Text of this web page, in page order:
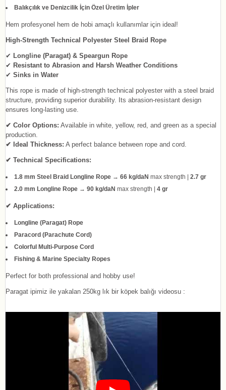
Balıkçılık ve Denizcilik İçin Özel Üretim İpler
Hem profesyonel hem de hobi amaçlı kullanımlar için ideal!
High-Strength Technical Polyester Steel Braid Rope
✔ Longline (Paragat) & Speargun Rope
✔ Resistant to Abrasion and Harsh Weather Conditions
✔ Sinks in Water
This rope is made of high-strength technical polyester with a steel braid
structure, providing superior durability. Its abrasion-resistant design
ensures long-lasting use.
✔ Color Options: Available in white, yellow, red, and green as a special
production.
✔ Ideal Thickness: A perfect balance between rope and cord.
✔ Technical Specifications:
1.8 mm Steel Braid Longline Rope → 66 kg/daN max strength | 2.7 gr
2.0 mm Longline Rope → 90 kg/daN max strength | 4 gr
✔ Applications:
Longline (Paragat) Rope
Paracord (Parachute Cord)
Colorful Multi-Purpose Cord
Fishing & Marine Specialty Ropes
Perfect for both professional and hobby use!
Paragat ipimiz ile yakalan 250kg lık bir köpek balığı videosu :